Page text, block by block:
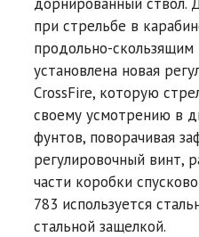
при стрельбе в
продольно-
установлена новая
CrossFire, которую
своему усмотрению в
фунтов, поворачивая
регулировочный винт,
части коробки
783 используется
стальной защелкой.